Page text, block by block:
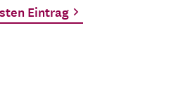
Eintrag